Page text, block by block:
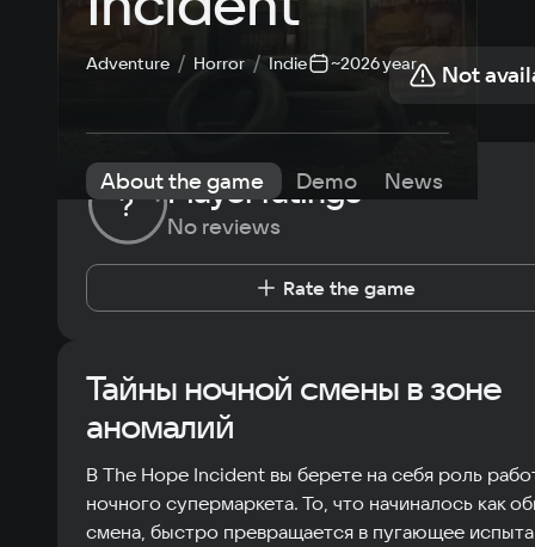
Adventure Horror Indie ~2026 year Not
About the game Demo News
? Player ratings
No reviews
Rate the game
Тайны ночной смены в зоне
аномалий
В The Hope Incident вы берете на себя роль
ночного супермаркета. То, что начиналось как
смена, быстро превращается в пугающее